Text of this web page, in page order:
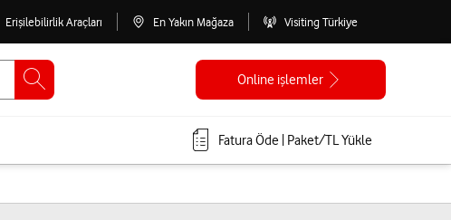
Erişilebilirlik Araçları En Yakın Mağaza Visiting Türkiye
Online işlemler
Fatura Öde | Paket/TL Yükle